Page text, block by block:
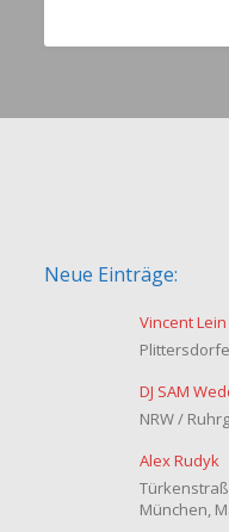
Neue Einträge:
Vincent Lein
DJ SAM
NRW /
Alex Rudyk
München,